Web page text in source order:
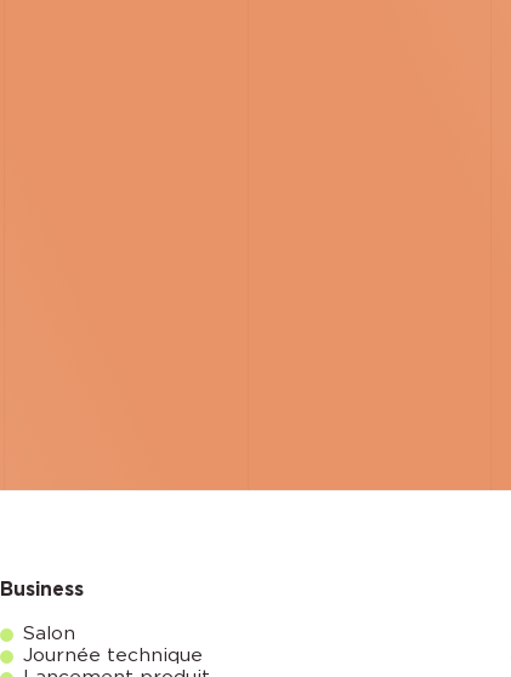
Business
Salon
Journée technique